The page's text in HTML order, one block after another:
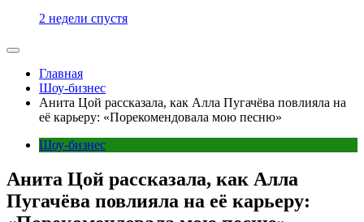
2 недели спустя
Главная
Шоу-бизнес
Анита Цой рассказала, как Алла Пугачёва повлияла на
её карьеру: «Порекомендовала мою песню»
Шоу-бизнес
Анита Цой рассказала, как Алла
Пугачёва повлияла на её карьеру: